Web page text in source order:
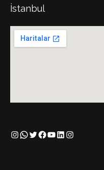
İstanbul
Instagram
WhatsApp
Twitter
Facebook
YouTube
LinkedIn
Instagram